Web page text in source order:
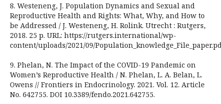
8. Westeneng, J. Population Dynamics and Sexual and
Reproductive Health and Rights: What, Why, and How to
be Addressed / J. Westeneng, H. Rolink. Utrecht : Rutgers,
2018. 25 р. URL: https://rutgers.international/wp-
content/uploads/2021/09/
9. Phelan, N. The Impact of the COVID-19 Pandemic on
Women’s Reproductive Health / N. Phelan, L. A. Belan, L.
Owens // Frontiers in Endocrinology. 2021. Vol. 12. Article
No. 642755. DOI 10.3389/fendo.2021.642755.